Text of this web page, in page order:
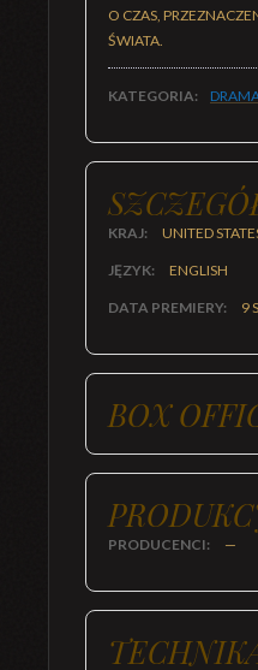
O CZAS,
ŚWIATA.
KATEGORIA:
KRAJ: UNITED
JĘZYK: ENGLISH
DATA PREMIERY: 9
BOX
PRODUCENCI: —